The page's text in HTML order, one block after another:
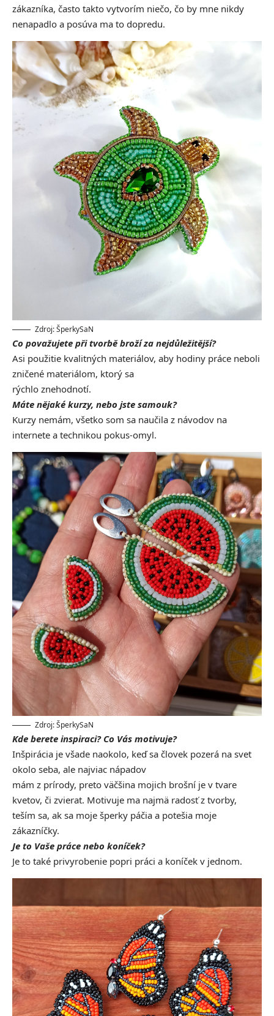
zákazníka, často takto vytvorím niečo, čo by mne nikdy
nenapadlo a posúva ma to dopredu.
Zdroj: ŠperkySaN
Co považujete při tvorbě broží za nejdůležitější?
Asi použitie kvalitných materiálov, aby hodiny práce neboli
zničené materiálom, ktorý sa
rýchlo znehodnotí.
Máte nějaké kurzy, nebo jste samouk?
Kurzy nemám, všetko som sa naučila z návodov na
internete a technikou pokus-omyl.
Zdroj: ŠperkySaN
Kde berete inspiraci? Co Vás motivuje?
Inšpirácia je všade naokolo, keď sa človek pozerá na svet
okolo seba, ale najviac nápadov
mám z prírody, preto väčšina mojich brošní je v tvare
kvetov, či zvierat. Motivuje ma najmä radosť z tvorby,
teším sa, ak sa moje šperky páčia a potešia moje
zákazníčky.
Je to Vaše práce nebo koníček?
Je to také privyrobenie popri práci a koníček v jednom.